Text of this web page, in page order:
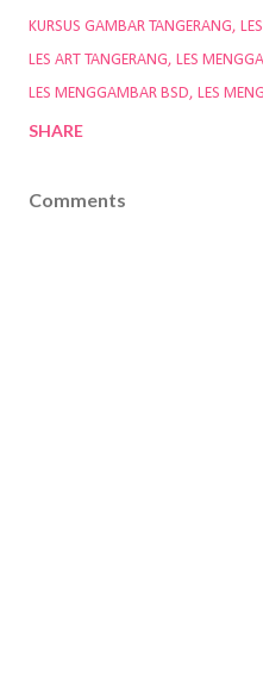
KURSUS GAMBAR TANGERANG
LES ART TANGERANG
LES
LES MENGGAMBAR BSD
LES
SHARE
Comments